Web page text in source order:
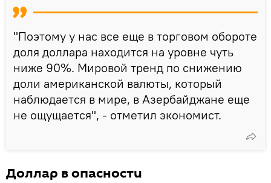
"Поэтому у нас все еще в торговом обороте
доля доллара находится на уровне чуть
ниже 90%. Мировой тренд по снижению
доли американской валюты, который
наблюдается в мире, в Азербайджане еще
не ощущается", - отметил экономист.
Доллар в опасности